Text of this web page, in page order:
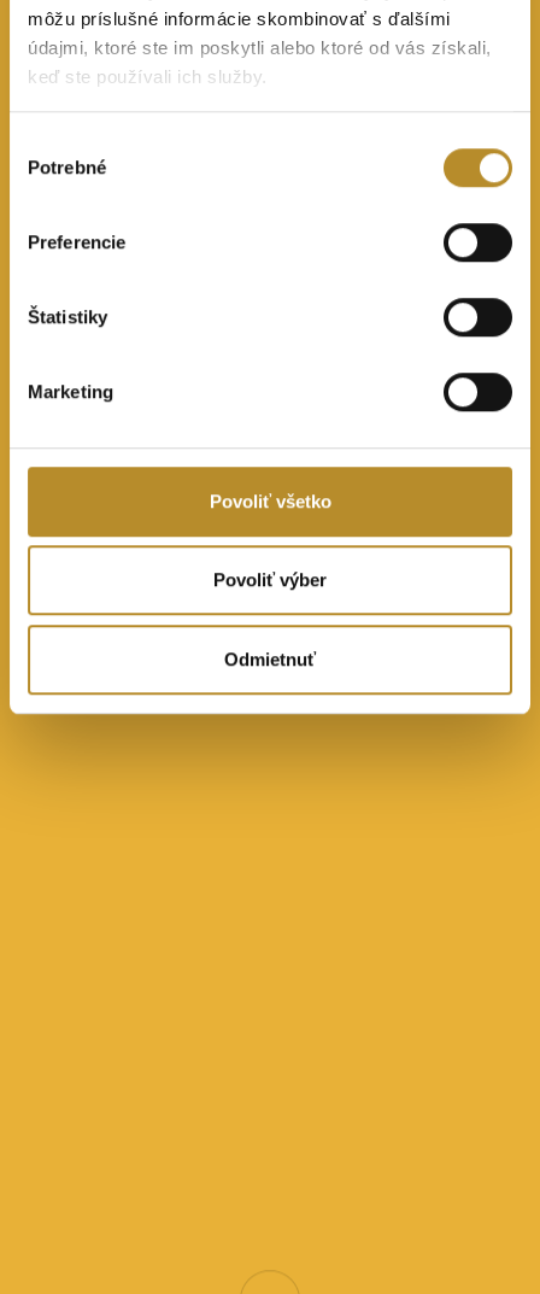
môžu príslušné informácie skombinovať s ďalšími
údajmi, ktoré ste im poskytli alebo ktoré od vás získali,
keď ste používali ich služby.
súhlasu
Potrebné
Preferencie
Štatistiky
Marketing
Povoliť všetko
Povoliť výber
Odmietnuť